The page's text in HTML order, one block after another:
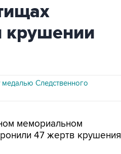
крушении
Следственного
мемориальном
47 жертв крушения